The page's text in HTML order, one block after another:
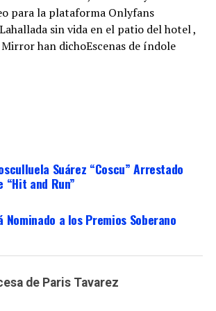
para la plataforma Onlyfans
sin vida en el patio del hotel ,
han dichoEscenas de índole
Suárez “Coscu” Arrestado
and Run”
Nominado a los Premios Soberano
de Paris Tavarez